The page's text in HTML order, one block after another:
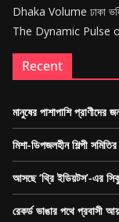
Dhaka Volume ঢাকা
The Dynamic Pulse
Recent
মানুষের পাশাপাশি প্রাণীদের
মিশা-ডিপজলহীন শিল্পী
আসছে ‘থ্রি ইডিয়টস’-এর
রেকর্ড ভাঙার পথে প্রবাসী